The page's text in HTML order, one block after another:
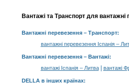
Вантажі та Транспорт для
Вантажні перевезення– Транспорт:
вантажні перевезення Іспанія –
Вантажні перевезення – Вантажі:
вантажі Іспанія – Литва| вантажі
DELLA в інших країнах: